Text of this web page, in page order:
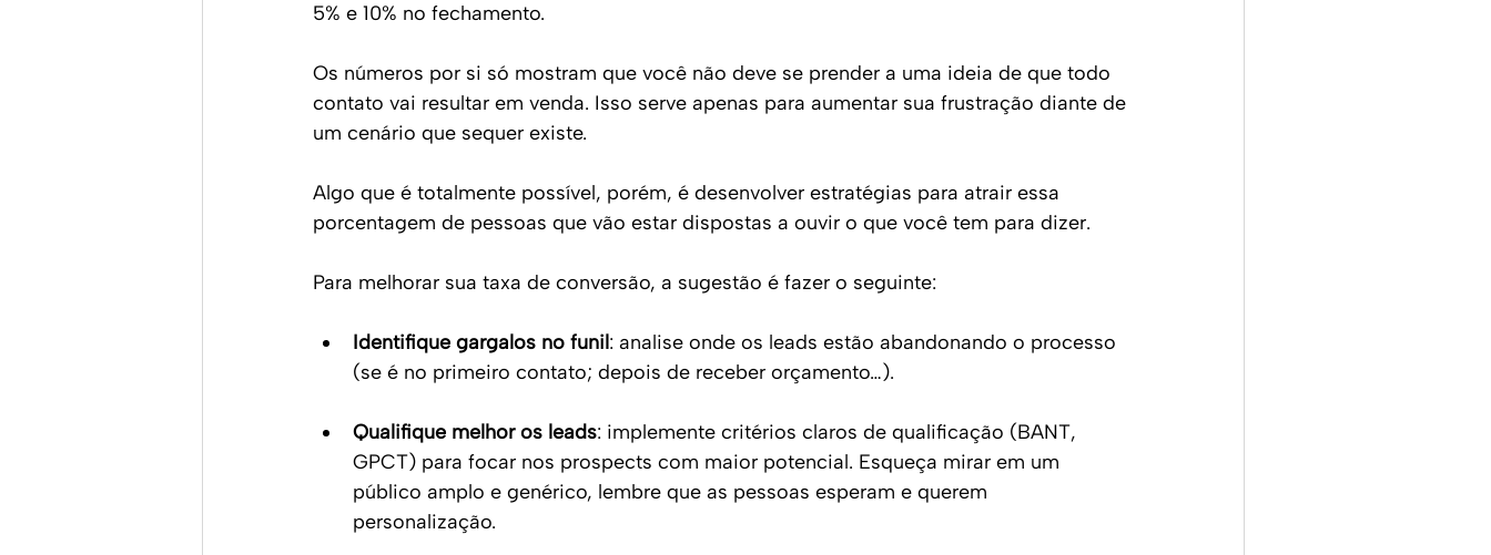
5% e 10% no fechamento.
Os números por si só mostram que você não deve se prender a uma ideia de que todo
contato vai resultar em venda. Isso serve apenas para aumentar sua frustração diante de
um cenário que sequer existe.
Algo que é totalmente possível, porém, é desenvolver estratégias para atrair essa
porcentagem de pessoas que vão estar dispostas a ouvir o que você tem para dizer.
Para melhorar sua taxa de conversão, a sugestão é fazer o seguinte:
Identifique gargalos no funil: analise onde os leads estão abandonando o processo
(se é no primeiro contato; depois de receber orçamento…).
Qualifique melhor os leads: implemente critérios claros de qualificação (BANT,
GPCT) para focar nos prospects com maior potencial. Esqueça mirar em um
público amplo e genérico, lembre que as pessoas esperam e querem
personalização.